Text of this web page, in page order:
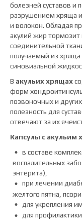
болезней суставов и
разрушением хряща и
и волокон. Обладая
акулий жир тормозит
соединительной
получаемый из хряща
синовиальной
В акульих хрящах
форм
позвоночных и
полезность для
отвечают за их
Капсулы с
в составе
воспалительных
энтерита),
при лечении
желтого пятна,
для укрепления
для